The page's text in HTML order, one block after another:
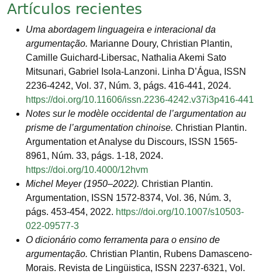
Artículos recientes
Uma abordagem linguageira e interacional da
argumentação. Marianne Doury, Christian Plantin,
Camille Guichard-Libersac, Nathalia Akemi Sato
Mitsunari, Gabriel Isola-Lanzoni. Linha D’Água, ISSN
2236-4242, Vol. 37, Núm. 3, págs. 416-441, 2024.
https://doi.org/10.11606/issn.2236-4242.v37i3p416-441
Notes sur le modèle occidental de l’argumentation au
prisme de l’argumentation chinoise. Christian Plantin.
Argumentation et Analyse du Discours, ISSN 1565-
8961, Núm. 33, págs. 1-18, 2024.
https://doi.org/10.4000/12hvm
Michel Meyer (1950–2022). Christian Plantin.
Argumentation, ISSN 1572-8374, Vol. 36, Núm. 3,
págs. 453-454, 2022. https://doi.org/10.1007/s10503-
022-09577-3
O dicionário como ferramenta para o ensino de
argumentação. Christian Plantin, Rubens Damasceno-
Morais. Revista de Lingüistica, ISSN 2237-6321, Vol.